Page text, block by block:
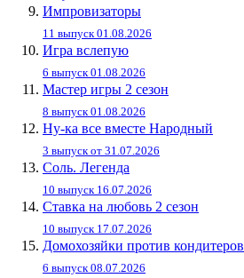
Импровизаторы
11 выпуск 01.08.2026
Игра вслепую
6 выпуск 01.08.2026
Мастер игры 2 сезон
8 выпуск 01.08.2026
Ну-ка все вместе Народный
3 выпуск от 31.07.2026
Соль. Легенда
10 выпуск 16.07.2026
Ставка на любовь 2 сезон
10 выпуск 17.07.2026
Домохозяйки против кондитеров
6 выпуск 08.07.2026